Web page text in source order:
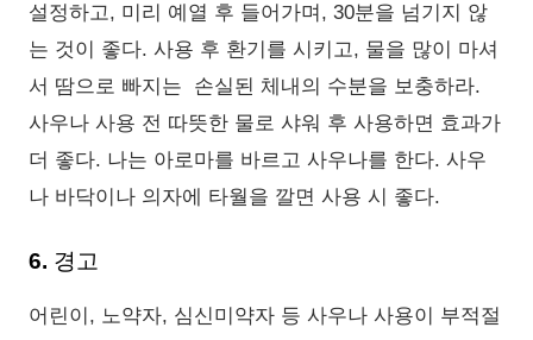
설정하고, 미리 예열 후 들어가며, 30분을 넘기지 않
는 것이 좋다. 사용 후 환기를 시키고, 물을 많이 마셔
서 땀으로 빠지는 손실된 체내의 수분을 보충하라.
사우나 사용 전 따뜻한 물로 샤워 후 사용하면 효과가
더 좋다. 나는 아로마를 바르고 사우나를 한다. 사우
나 바닥이나 의자에 타월을 깔면 사용 시 좋다.
6. 경고
어린이, 노약자, 심신미약자 등 사우나 사용이 부적절